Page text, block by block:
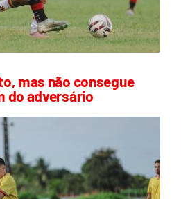
mas não consegue
do adversário